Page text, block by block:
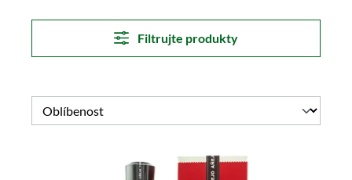
Filtrujte produkty